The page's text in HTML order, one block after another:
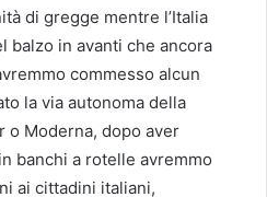
di gregge mentre l’Italia
balzo in avanti che ancora
commesso alcun
la via autonoma della
o Moderna, dopo aver
banchi a rotelle avremmo
ai cittadini italiani,